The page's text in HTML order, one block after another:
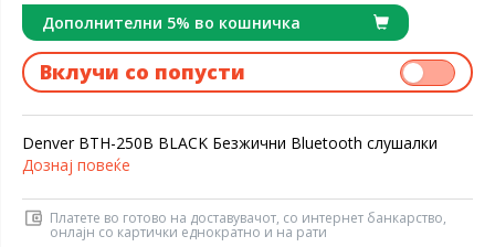
Дополнителни 5% во кошничка
Вклучи со попусти
Denver BTH-250B BLACK Безжични Bluetooth слушалки
Дознај повеќе
Платете во готово на доставувачот, со интернет банкарство,
онлајн со картички еднократно и на рати